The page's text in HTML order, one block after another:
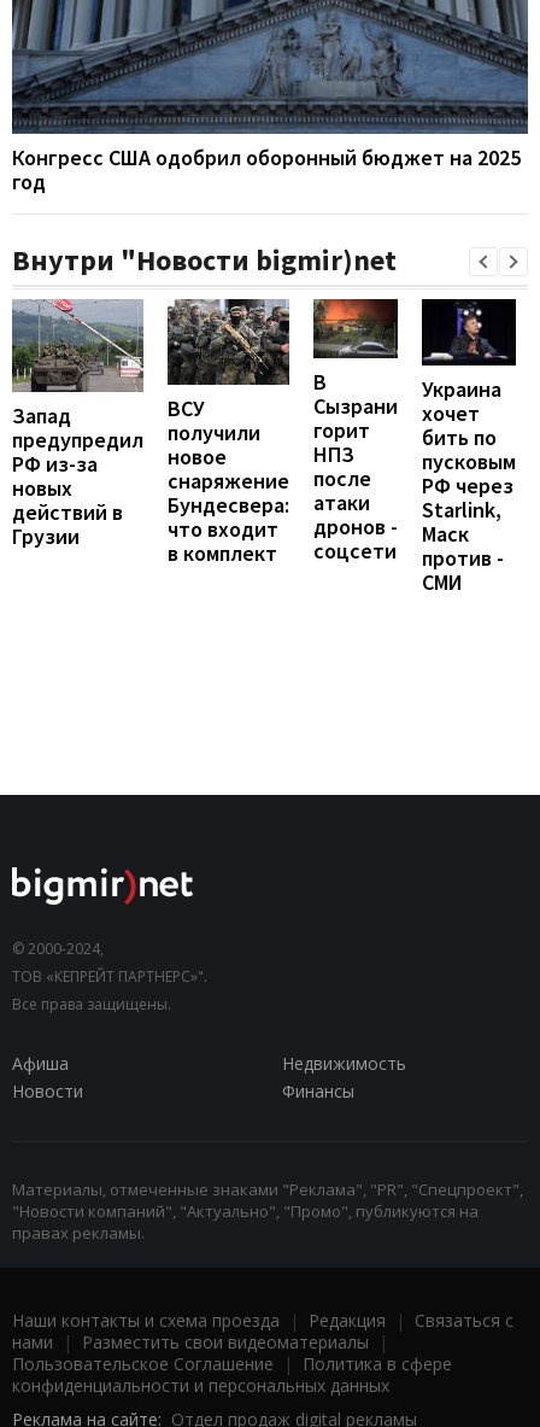
Конгресс США одобрил оборонный бюджет на 2025
год
Внутри "Новости bigmir)net
Запад
предупредил
РФ из-за
новых
действий в
Грузии
ВСУ
получили
новое
снаряжение
Бундесвера:
что входит
в комплект
В
Сызрани
горит
НПЗ
после
атаки
дронов -
соцсети
Украина
хочет
бить по
пусковым
РФ через
Starlink,
Маск
против -
СМИ
© 2000-2024,
ТОВ «КЕПРЕЙТ ПАРТНЕРС»".
Все права защищены.
Афиша
Недвижимость
Новости
Финансы
Материалы, отмеченные знаками "Реклама", "PR", "Спецпроект",
"Новости компаний", "Актуально", "Промо", публикуются на
правах рекламы.
Наши контакты и схема проезда | Редакция | Связаться с
нами | Разместить свои видеоматериалы |
Пользовательское Соглашение |
Политика в сфере
конфиденциальности и персональных данных
Реклама на сайте: Отдел продаж digital рекламы